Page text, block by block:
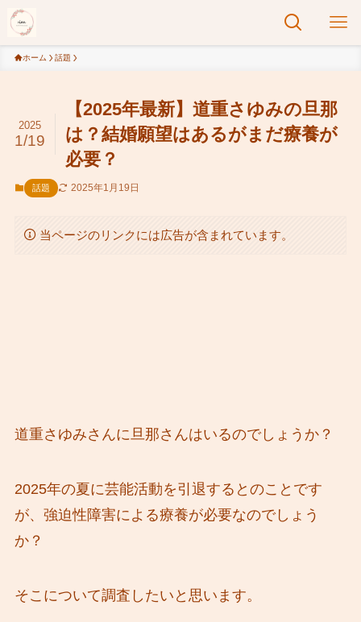
ホーム 話題
【2025年最新】道重さゆみの旦那
は？結婚願望はあるがまだ療養が
必要？
2025
1/19
話題 2025年1月19日
当ページのリンクには広告が含まれています。
道重さゆみさんに旦那さんはいるのでしょうか？
2025年の夏に芸能活動を引退するとのことです
が、強迫性障害による療養が必要なのでしょう
か？
そこについて調査したいと思います。